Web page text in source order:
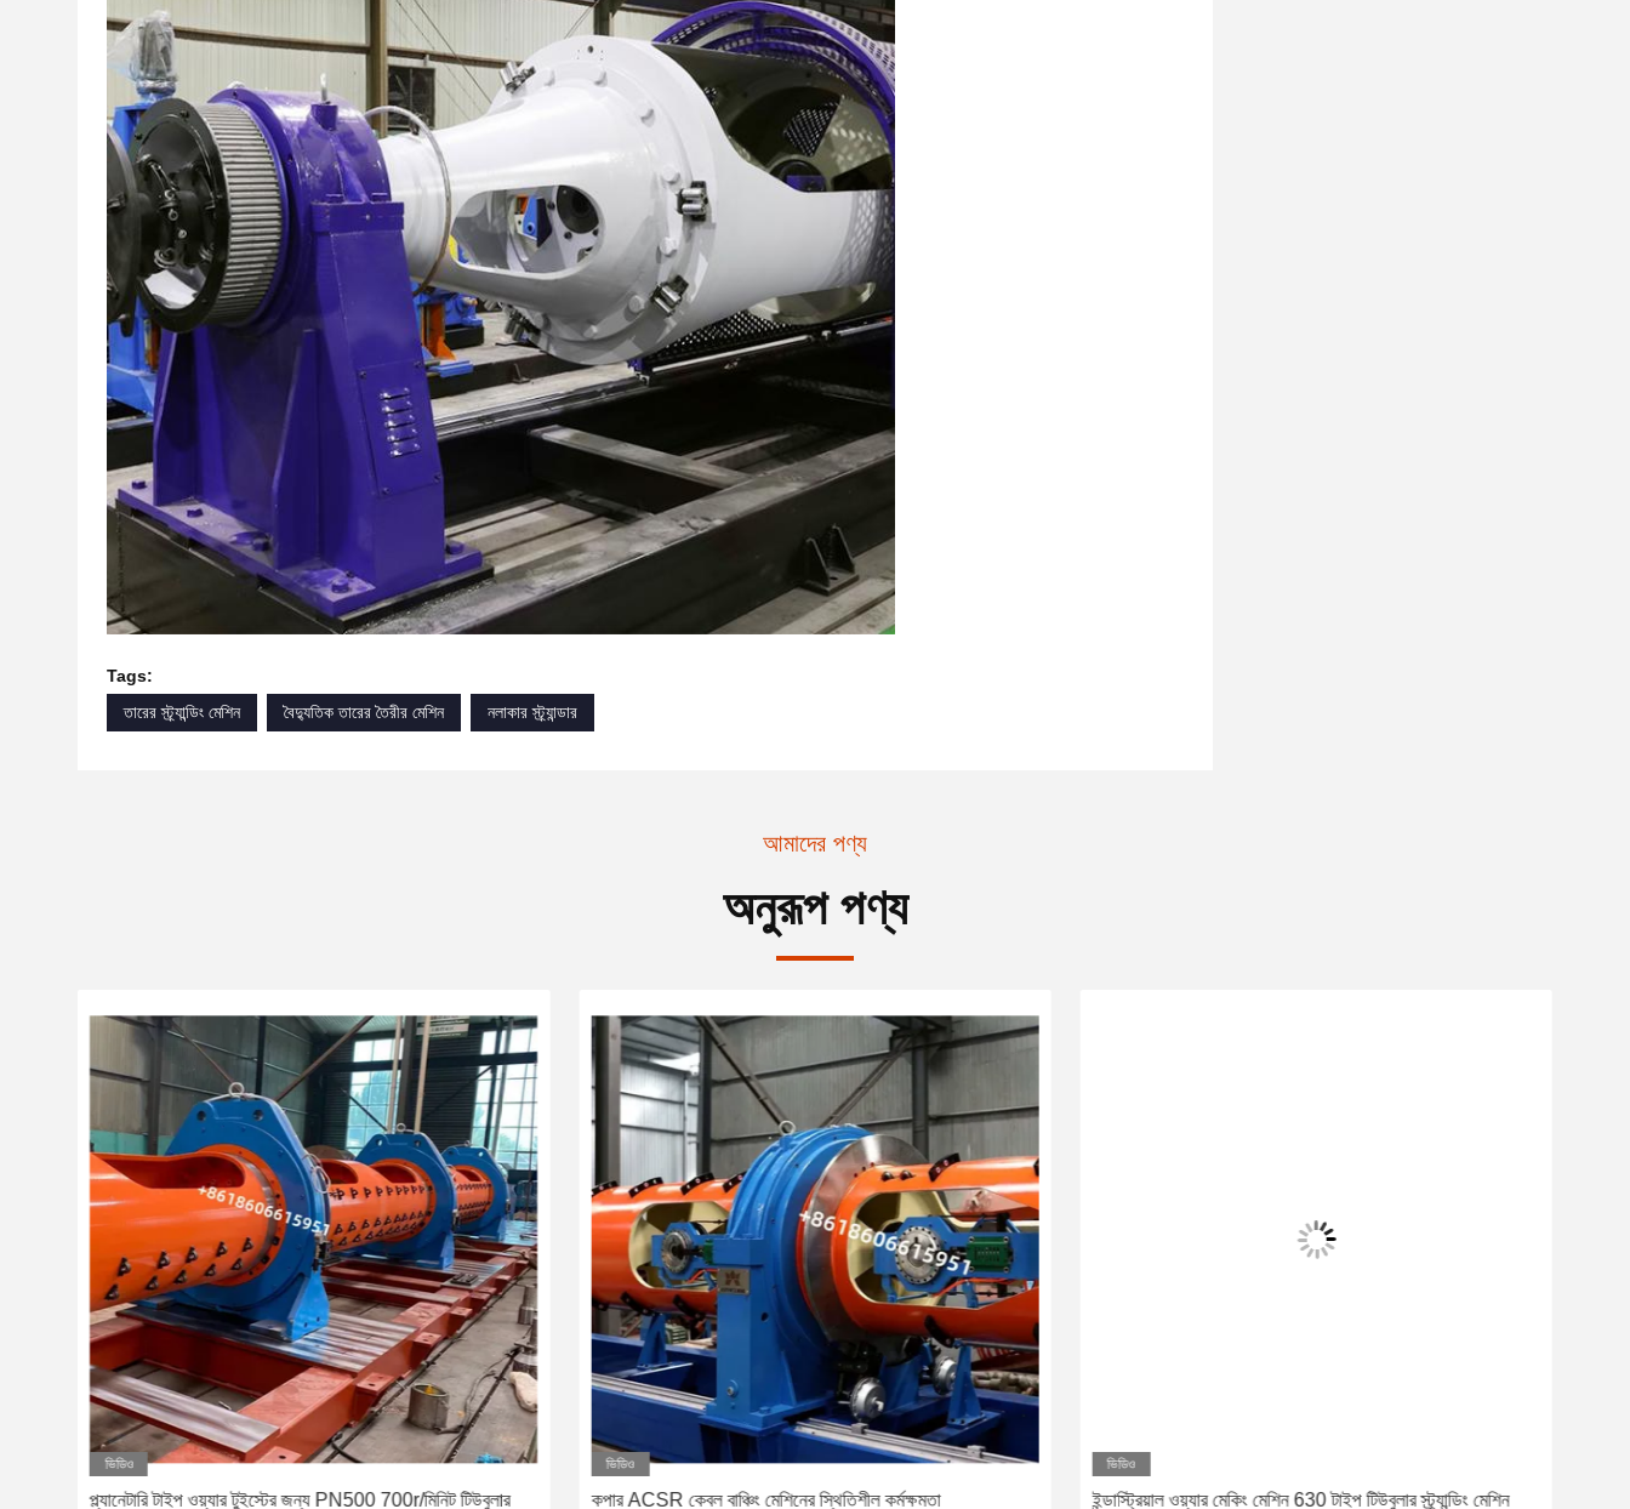
Tags:
তারের স্ট্র্যান্ডিং মেশিন
বৈদ্যুতিক তারের তৈরীর মেশিন নলাকার স্ট্র্যান্ডার
আমাদের পণ্য
অনুরূপ পণ্য
ভিডিও
প্ল্যানেটারি টাইপ ওয়্যার টুইস্টের জন্য PN500 700r/মিনিট টিউবুলার
ভিডিও
কপার ACSR কেবল বাঞ্চিং মেশিনের স্থিতিশীল কর্মক্ষমতা
ভিডিও
ইন্ডাস্ট্রিয়াল ওয়্যার মেকিং মেশিন 630 টাইপ টিউবুলার স্ট্র্যান্ডিং মেশিন